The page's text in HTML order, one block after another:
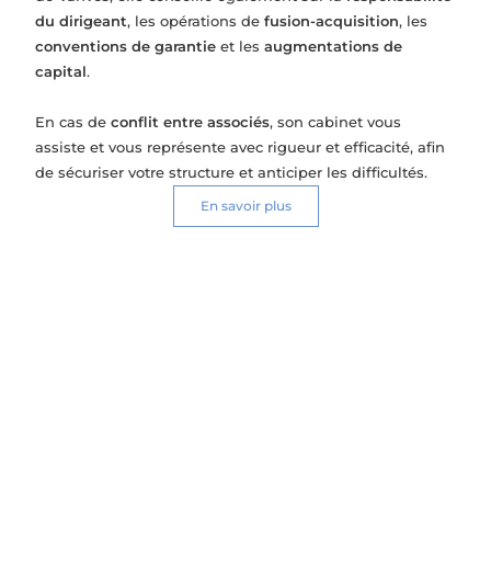
du dirigeant, les opérations defusion-acquisition, les
conventions de garantie et lesaugmentations de
capital.
En cas deconflit entre associés, son cabinet vous
assiste et vous représente avec rigueur et efficacité, afin
de sécuriser votre structure et anticiper les difficultés.
En savoir plus